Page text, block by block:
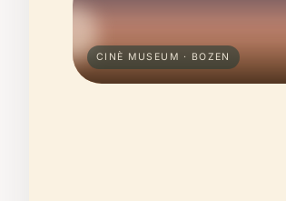
CINÈ MUSEUM · BOZEN